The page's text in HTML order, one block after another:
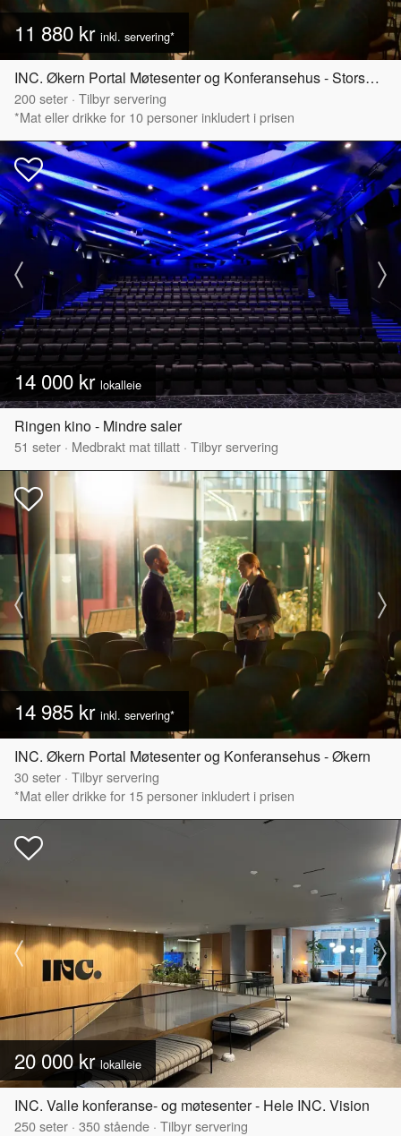
11 880 kr inkl. servering*
INC. Økern Portal Møtesenter og Konferansehus - Storsalen
200seter · Tilbyr servering
*Mat eller drikke for 10 personer inkludert i prisen
14 000 kr lokalleie
Ringen kino - Mindre saler
51 seter · Medbrakt mat tillatt · Tilbyr servering
14 985 kr inkl. servering*
INC. Økern Portal Møtesenter og Konferansehus - Økern
30seter · Tilbyr servering
*Mat eller drikke for 15 personer inkludert i prisen
20 000 kr lokalleie
INC. Valle konferanse- og møtesenter - Hele INC. Vision
250seter · 350stående · Tilbyr servering